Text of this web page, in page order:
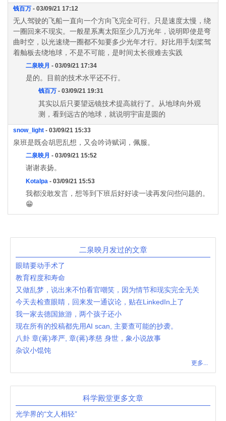
钱百万 - 03/09/21 17:12
无人驾驶的飞船一直向一个方向飞完全可行。只是速度太慢，绕
一圈回来不现实。一般星系离太阳至少几万光年，说明即使是弯
曲时空，以光速绕一圈都不知要多少光年才行。好比用手划桨驾
着舢板去绕地球，不是不可能，是时间太长很难去实践
二泉映月 - 03/09/21 17:34
是的。目前的技术水平还不行。
钱百万 - 03/09/21 19:31
其实以后只要望远镜技术提高就行了。从地球向外观
测，看到远古的地球，就说明宇宙是圆的
snow_light - 03/09/21 15:33
泉班是既会胡思乱想，又会吟诗赋词，佩服。
二泉映月 - 03/09/21 15:52
谢谢表扬。
Kotalpa - 03/09/21 15:53
我都没敢发言，想等到下班后好好读一读再发问些问题的。
😁
二泉映月发过的文章
眼睛要动手术了
教育程度和寿命
又做乱梦，说出来不怕看官嘲笑，因为情节和现实完全无关
今天去检查眼睛，回来发一通议论，贴在LinkedIn上了
我一家去德国旅游，两个孩子还小
现在所有的投稿都先用AI scan, 主要查可能的抄袭。
八卦 章(蒋)孝严, 章(蒋)孝慈 身世，象小说故事
杂议小馄饨
更多...
科学殿堂更多文章
光学界的“文人相轻”